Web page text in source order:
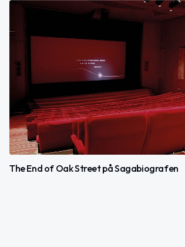
The End of Oak Street på Sagabiografen